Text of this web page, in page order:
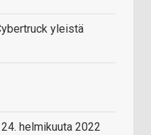
yleistä
helmikuuta 2022